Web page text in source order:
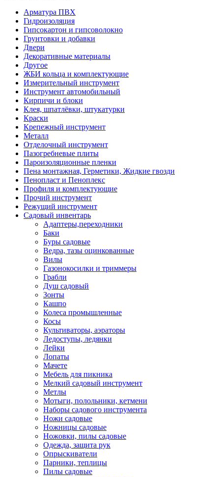
Арматура ПВХ
Гидроизоляция
Гипсокартон и гипсоволокно
Грунтовки и добавки
Двери
Декоративные материалы
Другое
ЖБИ кольца и комплектующие
Измерительный инструмент
Инструмент автомобильный
Кирпичи и блоки
Клея, шпатлёвки, штукатурки
Краски
Крепежный инструмент
Металл
Отделочный инструмент
Пазогребневые плиты
Пароизоляционные пленки
Пена монтажная, Герметики, Жидкие гвозди
Пенопласт и Пеноплекс
Профиля и комплектующие
Прочий инструмент
Режущий инструмент
Садовый инвентарь
Адаптеры,переходники
Баки
Буры садовые
Ведра, тазы оцинкованные
Вилы
Газонокосилки и триммеры
Грабли
Душ садовый
Зонты
Кашпо
Колеса промышленные
Косы
Культиваторы, аэраторы
Ледоступы, ледянки
Лейки
Лопаты
Мачете
Мебель для пикника
Мелкий садовый инструмент
Метлы
Мотыги, полольники, кетмени
Наборы садового инструмента
Ножи садовые
Ножницы садовые
Ножовки, пилы садовые
Одежда, защита рук
Опрыскиватели
Парники, теплицы
Пилы садовые